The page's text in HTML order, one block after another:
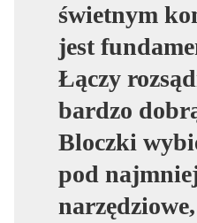
świetnym
jest
Łączy
bardzo
Bloczki
pod